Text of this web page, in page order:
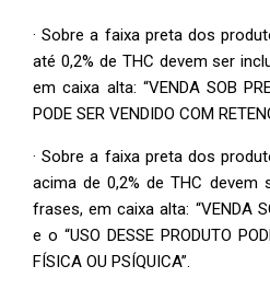
· Sobre a faixa preta dos
até 0,2% de THC devem ser
em caixa alta: “VENDA SOB
PODE SER VENDIDO COM
· Sobre a faixa preta dos
acima de 0,2% de THC devem
frases, em caixa alta: “VENDA
e o “USO DESSE PRODUTO
FÍSICA OU PSÍQUICA”.